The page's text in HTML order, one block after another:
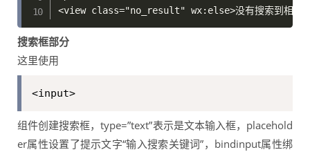
搜索框部分
这里使用
<input>
组件创建搜索框，type=”text”表示是文本输入框，placehold
er属性设置了提示文字“输入搜索关键词”，bindinput属性绑